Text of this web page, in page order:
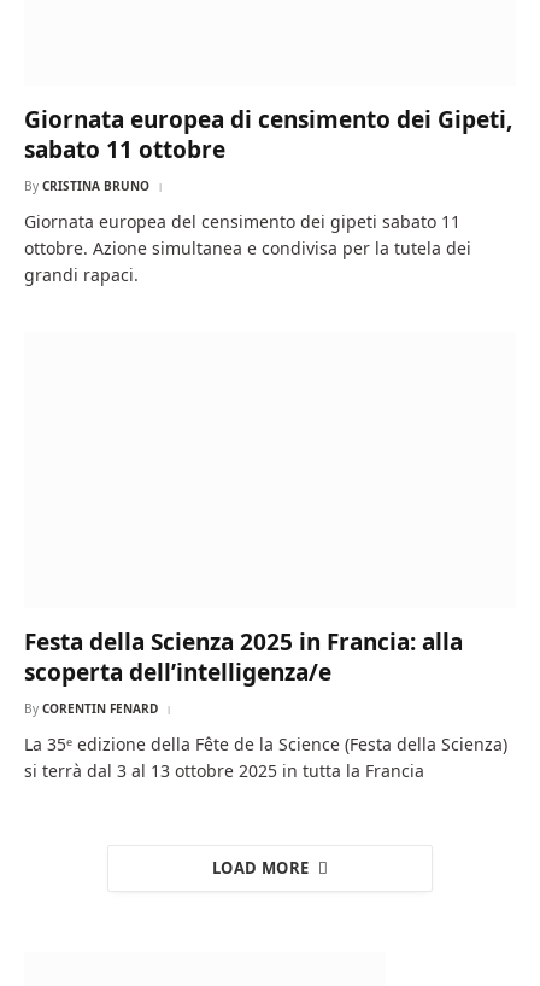
Giornata europea di censimento dei Gipeti,
sabato 11 ottobre
By CRISTINA BRUNO
Giornata europea del censimento dei gipeti sabato 11
ottobre. Azione simultanea e condivisa per la tutela dei
grandi rapaci.
Festa della Scienza 2025 in Francia: alla
scoperta dell’intelligenza/e
By CORENTIN FENARD
La 35ᵉ edizione della Fête de la Science (Festa della Scienza)
si terrà dal 3 al 13 ottobre 2025 in tutta la Francia
LOAD MORE